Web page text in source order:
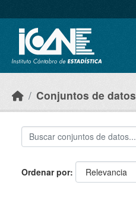
Conjuntos de datos
Ordenar por